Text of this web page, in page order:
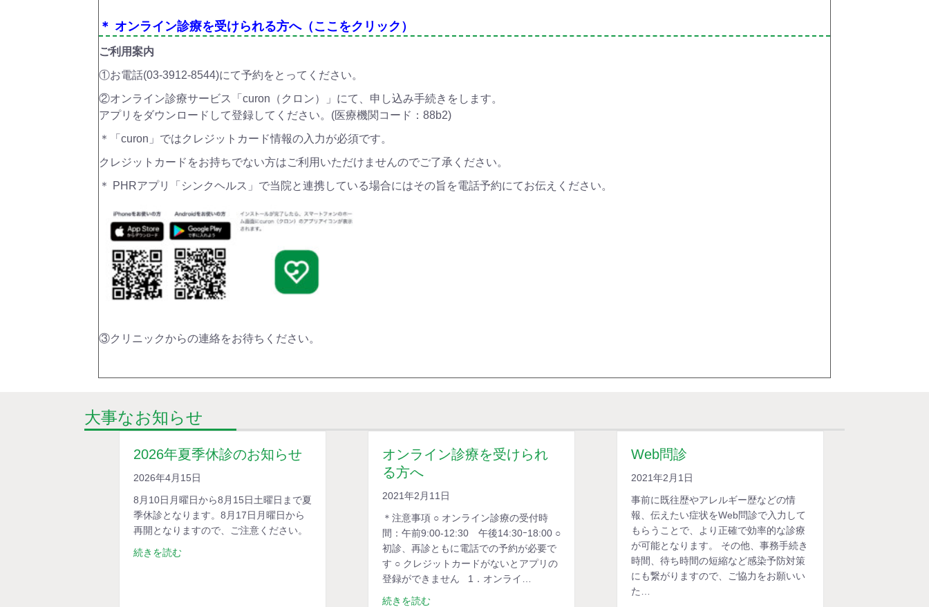
＊ オンライン診療を受けられる方へ（ここをクリック）
ご利用案内
①お電話(03-3912-8544)にて予約をとってください。
②オンライン診療サービス「curon（クロン）」にて、申し込み手続きをします。
アプリをダウンロードして登録してください。(医療機関コード：88b2)
＊「curon」ではクレジットカード情報の入力が必須です。
クレジットカードをお持ちでない方はご利用いただけませんのでご了承ください。
＊ PHRアプリ「シンクヘルス」で当院と連携している場合にはその旨を電話予約にてお伝えください。
③クリニックからの連絡をお待ちください。
大事なお知らせ
2026年夏季休診のお知らせ
2026年4月15日
8月10日月曜日から8月15日土曜日まで夏
季休診となります。8月17日月曜日から
再開となりますので、ご注意ください。
続きを読む
オンライン診療を受けられ
る方へ
2021年2月11日
＊注意事項 ○ オンライン診療の受付時
間：午前9:00-12:30 午後14:30ｰ18:00 ○
初診、再診ともに電話での予約が必要で
す ○ クレジットカードがないとアプリの
登録ができません 1．オンライ…
続きを読む
Web問診
2021年2月1日
事前に既往歴やアレルギー歴などの情
報、伝えたい症状をWeb問診で入力して
もらうことで、より正確で効率的な診療
が可能となります。 その他、事務手続き
時間、待ち時間の短縮など感染予防対策
にも繋がりますので、ご協力をお願いい
た…